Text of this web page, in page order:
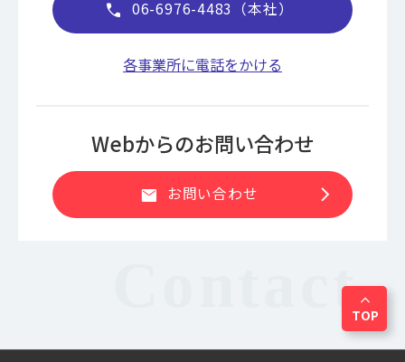
call 06-6976-4483（本社）
各事業所に電話をかける
Webからのお問い合わせ
mail お問い合わせ chevron_right
expand_less
TOP